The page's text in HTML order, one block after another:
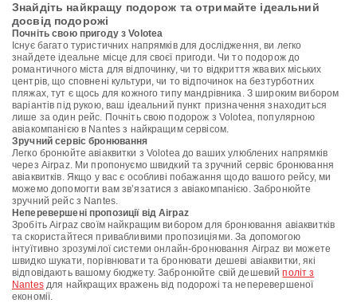
Знайдіть найкращу подорож та отримайте ідеальний
досвід подорожі
Почніть свою пригоду з Volotea
Існує багато туристичних напрямків для дослідження, ви легко
знайдете ідеальне місце для своєї пригоди. Чи то подорож до
романтичного міста для відпочинку, чи то відкриття жвавих міських
центрів, що сповнені культури, чи то відпочинок на безтурботних
пляжах, тут є щось для кожного типу мандрівника. З широким вибором
варіантів під рукою, ваш ідеальний пункт призначення знаходиться
лише за один рейс. Почніть свою подорож з Volotea, популярною
авіакомпанією в Nantes з найкращим сервісом.
Зручний сервіс бронювання
Легко бронюйте авіаквитки з Volotea до ваших улюблених напрямків
через Airpaz. Ми пропонуємо швидкий та зручний сервіс бронювання
авіаквитків. Якщо у вас є особливі побажання щодо вашого рейсу, ми
можемо допомогти вам зв’язатися з авіакомпанією. Забронюйте
зручний рейс з Nantes.
Неперевершені пропозиції від Airpaz
Зробіть Airpaz своїм найкращим вибором для бронювання авіаквитків
та скористайтеся привабливими пропозиціями. За допомогою
інтуїтивно зрозумілої системи онлайн-бронювання Airpaz ви можете
швидко шукати, порівнювати та бронювати дешеві авіаквитки, які
відповідають вашому бюджету. Забронюйте свій дешевийполіт з
Nantesдля найкращих вражень від подорожі та неперевершеної
економії.